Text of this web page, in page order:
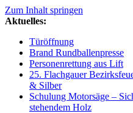
Zum Inhalt springen
Aktuelles:
Türöffnung
Brand Rundballenpresse
Personenrettung aus Lift
25. Flachgauer
& Silber
Schulung Motorsäge –
stehendem Holz